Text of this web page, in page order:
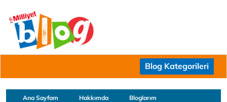
Blog Kategorileri
Ana Sayfam Hakkımda Bloglarım